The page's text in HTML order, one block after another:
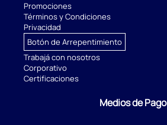
Promociones
Términos y Condiciones
Privacidad
Botón de Arrepentimiento
Trabajá con nosotros
Corporativo
Certificaciones
Medios de Pago